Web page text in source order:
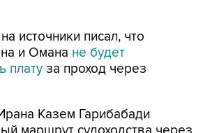
источники писал, что
и Омана не будет
плату за проход через
Казем Гарибабади